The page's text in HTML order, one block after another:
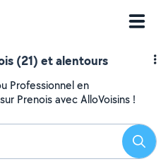
(21) et alentours
Professionnel en
Prenois avec AlloVoisins !